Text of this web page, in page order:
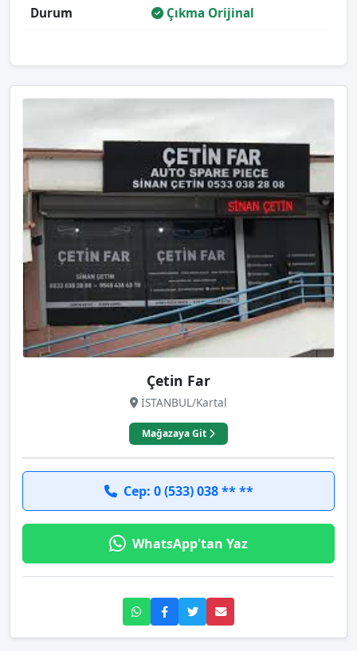
Durum Çıkma Orijinal
Çetin Far
İSTANBUL/Kartal
Mağazaya Git
Cep: 0 (533) 038 ** **
WhatsApp'tan Yaz